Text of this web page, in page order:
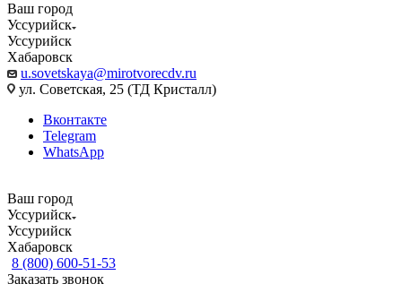
Ваш город
Уссурийск
Уссурийск
Хабаровск
u.sovetskaya@mirotvorecdv.ru
ул. Советская, 25 (ТД Кристалл)
Вконтакте
Telegram
WhatsApp
Ваш город
Уссурийск
Уссурийск
Хабаровск
8 (800) 600-51-53
Заказать звонок